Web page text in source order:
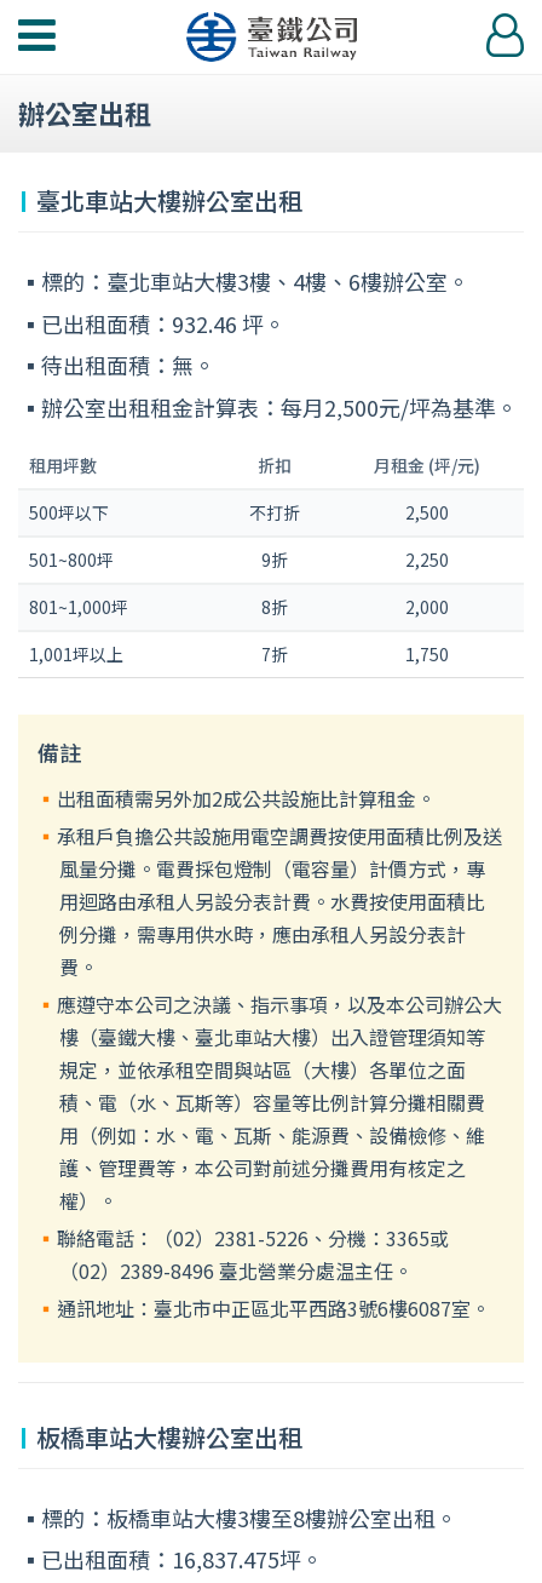
功
選
單
登
入
辦公室出租
臺北車站大樓辦公室出租
標的：臺北車站大樓3樓、4樓、6樓辦公室。
已出租面積：932.46 坪。
待出租面積：無。
辦公室出租租金計算表：每月2,500元/坪為基準。
租用坪數 折扣
月租金 (坪/元)
500坪以下
不打折
2,500
501~800坪
9折
2,250
801~1,000坪
8折
2,000
1,001坪以上
7折 1,750
備註
出租面積需另外加2成公共設施比計算租金。
承租戶負擔公共設施用電空調費按使用面積比例及送
風量分攤。電費採包燈制（電容量）計價方式，專
用迴路由承租人另設分表計費。水費按使用面積比
例分攤，需專用供水時，應由承租人另設分表計
費。
應遵守本公司之決議、指示事項，以及本公司辦公大
樓（臺鐵大樓、臺北車站大樓）出入證管理須知等
規定，並依承租空間與站區（大樓）各單位之面
積、電（水、瓦斯等）容量等比例計算分攤相關費
用（例如：水、電、瓦斯、能源費、設備檢修、維
護、管理費等，本公司對前述分攤費用有核定之
權）。
聯絡電話：（02）2381-5226、分機：3365或
（02）2389-8496 臺北營業分處温主任。
通訊地址：臺北市中正區北平西路3號6樓6087室。
板橋車站大樓辦公室出租
標的：板橋車站大樓3樓至8樓辦公室出租。
已出租面積：16,837.475坪。